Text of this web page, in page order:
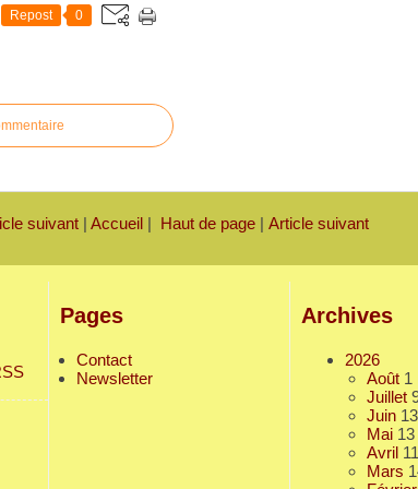
Repost 0
suivant | Accueil | Haut de page | Article suivant
Pages
Contact
Newsletter
Archives
2026
Août 1
Juillet
Juin 13
Mai 13
Avril 11
Mars